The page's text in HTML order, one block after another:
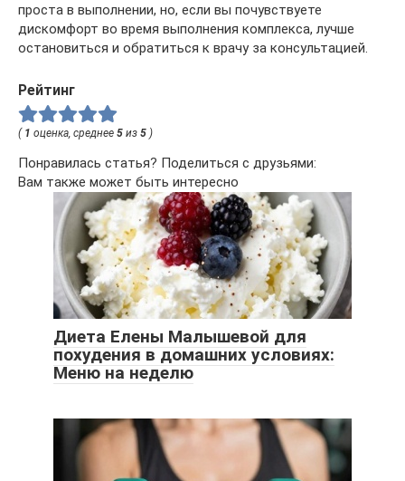
проста в выполнении, но, если вы почувствуете
дискомфорт во время выполнения комплекса, лучше
остановиться и обратиться к врачу за консультацией.
Рейтинг
( 1 оценка, среднее 5 из 5 )
Понравилась статья? Поделиться с друзьями:
Вам также может быть интересно
Диета Елены Малышевой для
похудения в домашних условиях:
Меню на неделю